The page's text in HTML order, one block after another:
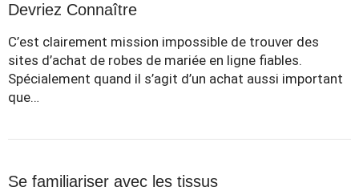
Devriez Connaître
C’est clairement mission impossible de trouver des
sites d’achat de robes de mariée en ligne fiables.
Spécialement quand il s’agit d’un achat aussi important
que…
Se familiariser avec les tissus